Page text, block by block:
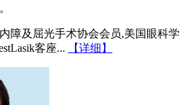
障及屈光手术协会会员,美国眼科学
客座...
【详细】